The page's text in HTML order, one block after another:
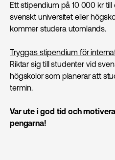
Ett stipendium på 10 000 kr
svenskt universitet eller
kommer studera utomlands.
Tryggas stipendium för
Riktar sig till studenter vid
högskolor som planerar att
termin.
Var ute i god tid och
pengarna!